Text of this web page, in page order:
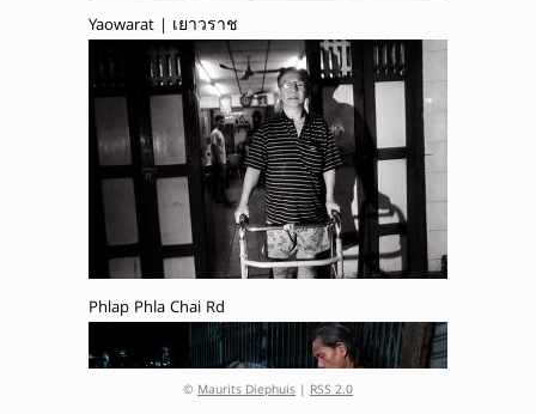
Yaowarat | เยาวราช
Phlap Phla Chai Rd
© Maurits Diephuis | RSS 2.0